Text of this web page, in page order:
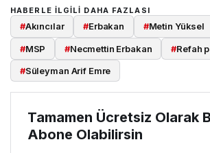
HABERLE ILGILI DAHA FAZLASI
#Akıncılar #Erbakan #Metin Yüksel
#MSP #Necmettin Erbakan #Refah
#Süleyman Arif Emre
Tamamen Ücretsiz Olarak
Abone Olabilirsin